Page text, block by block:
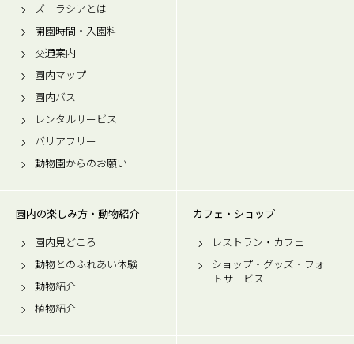
ズーラシアとは
開園時間・入園料
交通案内
園内マップ
園内バス
レンタルサービス
バリアフリー
動物園からのお願い
園内の楽しみ方・動物紹介
園内見どころ
動物とのふれあい体験
動物紹介
植物紹介
カフェ・ショップ
レストラン・カフェ
ショップ・グッズ・フォ
トサービス